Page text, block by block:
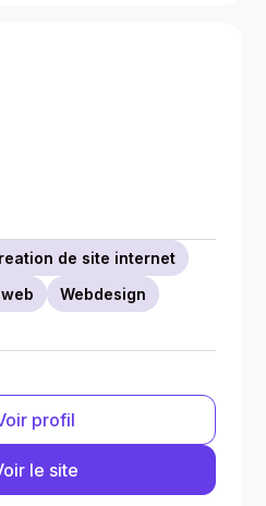
de site internet
Webdesign
profil
le site